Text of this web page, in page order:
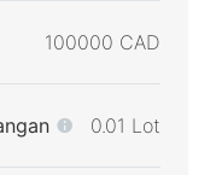
100000 CAD
0.01 Lot